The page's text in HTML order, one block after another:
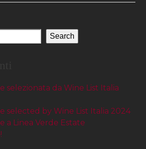
Search
selezionata da Wine List Italia
selected by Wine List Italia 2024
a Linea Verde Estate